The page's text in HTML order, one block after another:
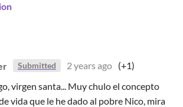
Submitted 2 years ago (+1)
virgen santa... Muy chulo el concepto
vida que le he dado al pobre Nico, mira